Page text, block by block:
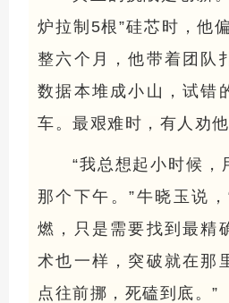
炉拉制5根”硅芯时，他
整六个月，他带着团队
数据本堆成小山，试错
车。最艰难时，有人劝他
“我总想起小时候，
那个下午。”牛晓玉说
燃，只是需要找到最精
术也一样，突破就在那
点往前挪，死磕到底。”